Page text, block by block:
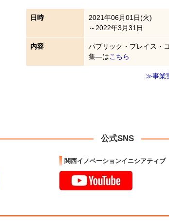
日時
2021年06月01日(火)
～2022年3月31日
内容
パブリック・プレイス・
集―はこちら
≫事業
公式SNS
関西イノベーションイニシアティブ